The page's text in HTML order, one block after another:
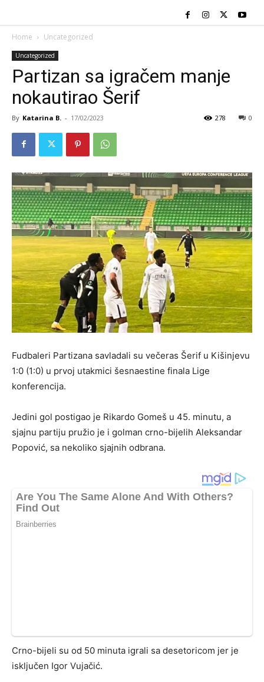
Home Uncategorized
Uncategorized
Partizan sa igračem manje
nokautirao Šerif
By Katarina B. - 17/02/2023 0
278
Fudbaleri Partizana savladali su večeras Šerif u Kišinjevu
1:0 (1:0) u prvoj utakmici šesnaestine finala Lige
konferencija.
Jedini gol postigao je Rikardo Gomeš u 45. minutu, a
sjajnu partiju pružio je i golman crno-bijelih Aleksandar
Popović, sa nekoliko sjajnih odbrana.
Crno-bijeli su od 50 minuta igrali sa desetoricom jer je
isključen Igor Vujačić.